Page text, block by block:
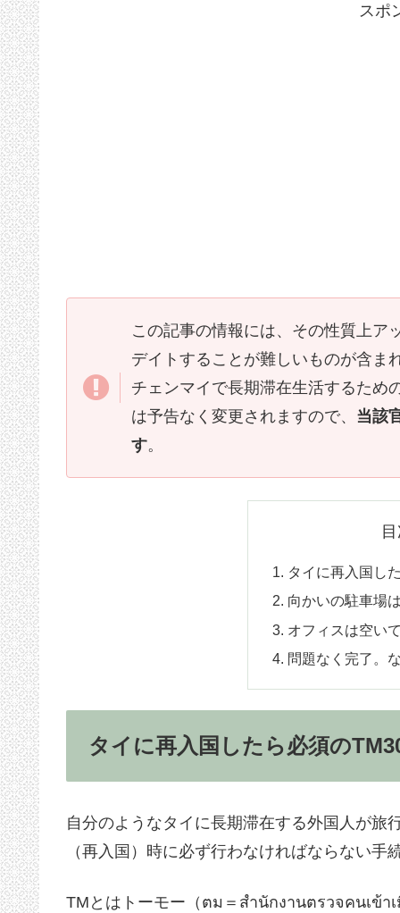
スポ
この記事の情報には、その性質上ア
デイトすることが難しいものが含ま
チェンマイで長期滞在生活するため
は予告なく変更されますので、 当該
す。
タイに再入国し
向かいの駐車場
オフィスは空い
問題なく完了。
タイに再入国したら必須の
自分のようなタイに長期滞在する外国人が旅
（再入国）時に必ず行わなければならない
TMとはトーモー（ตม＝สำนักงานตรวจคนเข้า